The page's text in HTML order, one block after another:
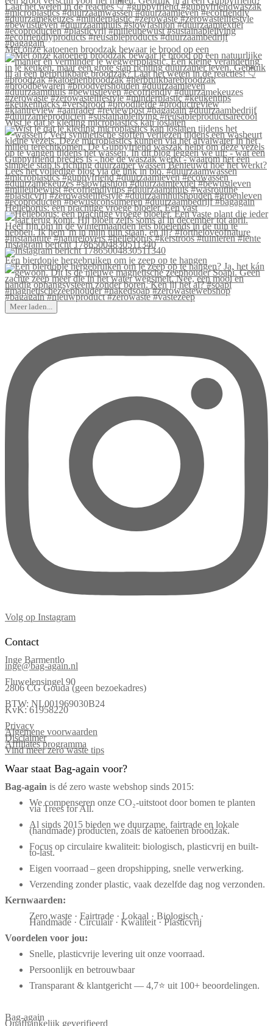
Met onze katoenen broodzak bewaar je brood op een
Wist je dat je kleding microplastics kan loslaten
Helleborus: een prachtige vroege bloeier. Een vast
Instagram bericht 17865004830511340
Een bierdopje hergebruiken om je zeep op te hangen
Meer laden...
Volg op Instagram
Contact
Inge Barmentlo
inge@bag-again.nl
Fluwelensingel 90
2806 CG Gouda (geen bezoekadres)
BTW: NL001969030B24
KvK: 61958220
Privacy
Algemene voorwaarden
Disclaimer
Affiliates programma
Vind meer zero waste tips
Waar staat Bag-again voor?
Bag‑again is dé zero waste webshop sinds 2015:
We compenseren onze CO₂-uitstoot door bomen te planten
via Trees for All.
Al sinds 2015 bieden we duurzame, fairtrade en lokale
(handmade) producten, zoals de katoenen broodzak.
Focus op circulaire kwaliteit: biologisch, plasticvrij en built-
to-last.
Eigen voorraad – geen dropshipping, snelle verwerking.
Verzending zonder plastic, vaak dezelfde dag nog verzonden.
Kernwaarden:
Zero waste · Fairtrade · Lokaal · Biologisch ·
Handmade · Circulair · Kwaliteit · Plasticvrij
Voordelen voor jou:
Snelle, plasticvrije levering uit onze voorraad.
Persoonlijk en betrouwbaar
Transparant & klantgericht — 4,7⭐ uit 100+ beoordelingen.
Bag-again
Onafhankelijk geverifieerd